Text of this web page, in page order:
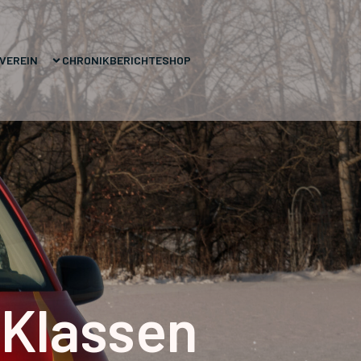
VEREIN CHRONIKBERICHTESHOP